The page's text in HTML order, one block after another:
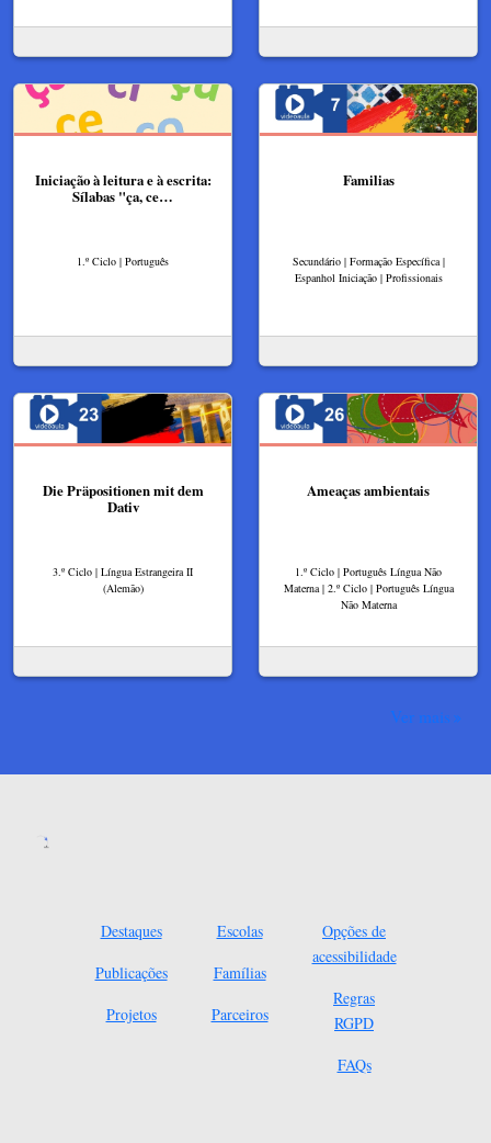
Iniciação à leitura e à escrita:
Sílabas "ça, ce…
1.º Ciclo | Português
Familias
Secundário | Formação Específica |
Espanhol Iniciação | Profissionais
Die Präpositionen mit dem
Dativ
3.º Ciclo | Língua Estrangeira II
(Alemão)
Ameaças ambientais
1.º Ciclo | Português Língua Não
Materna | 2.º Ciclo | Português Língua
Não Materna
Ver mais
Destaques
Publicações
Projetos
Escolas
Famílias
Parceiros
Opções de
acessibilidade
Regras
RGPD
FAQs